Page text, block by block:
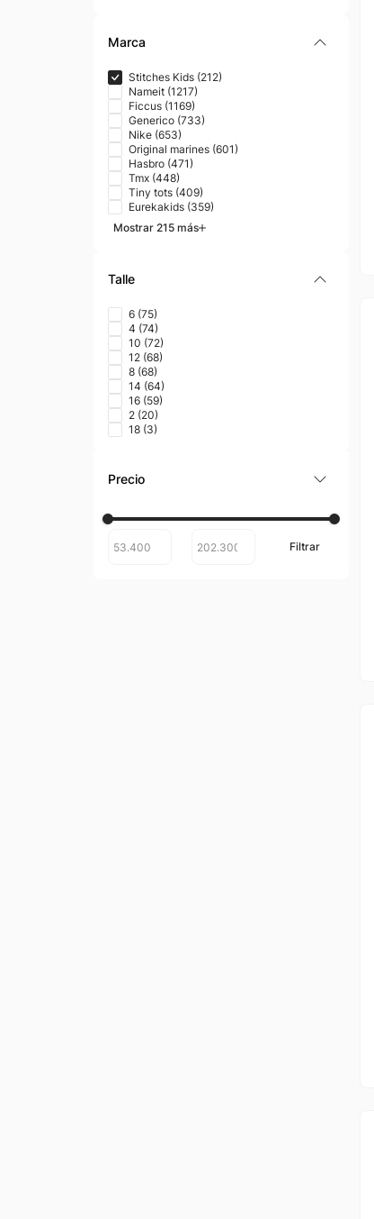
Marca
Stitches Kids (212)
Nameit (1217)
Ficcus (1169)
Generico (733)
Nike (653)
Original marines (601 )
Hasbro (471 )
Tmx (448)
Tiny tots (409)
Eurekakids (359)
Mostrar 215 más
Talle
6 (75)
4 (74)
10 (72)
12 (68)
8 (68)
14 (64)
16 (59)
2 (20)
18 (3)